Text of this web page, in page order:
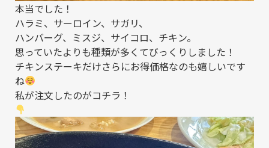
本当でした！
ハラミ、サーロイン、サガリ、
ハンバーグ、ミスジ、サイコロ、チキン。
思っていたよりも種類が多くてびっくりしました！
チキンステーキだけさらにお得価格なのも嬉しいです
ね
私が注文したのがコチラ！